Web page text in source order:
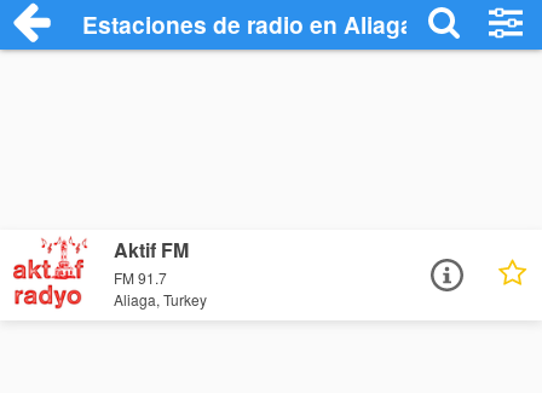
Estaciones de radio en Aliaga -
Aktif FM
FM 91.7
Aliaga, Turkey